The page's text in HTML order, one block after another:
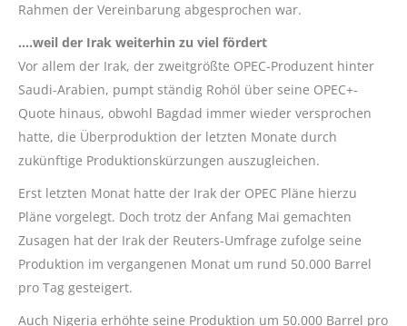
Rahmen der Vereinbarung abgesprochen war.
….weil der Irak weiterhin zu viel fördert
Vor allem der Irak, der zweitgrößte OPEC-Produzent hinter
Saudi-Arabien, pumpt ständig Rohöl über seine OPEC+-
Quote hinaus, obwohl Bagdad immer wieder versprochen
hatte, die Überproduktion der letzten Monate durch
zukünftige Produktionskürzungen auszugleichen.
Erst letzten Monat hatte der Irak der OPEC Pläne hierzu
Pläne vorgelegt. Doch trotz der Anfang Mai gemachten
Zusagen hat der Irak der Reuters-Umfrage zufolge seine
Produktion im vergangenen Monat um rund 50.000 Barrel
pro Tag gesteigert.
Auch Nigeria erhöhte seine Produktion um 50.000 Barrel pro